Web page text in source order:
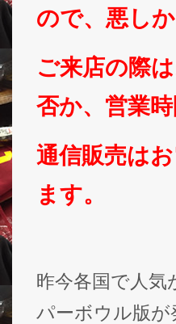
ので、悪し
ご来店の際
否か、営業
通信販売は
ます。
昨今各国で人
パーボウル版が